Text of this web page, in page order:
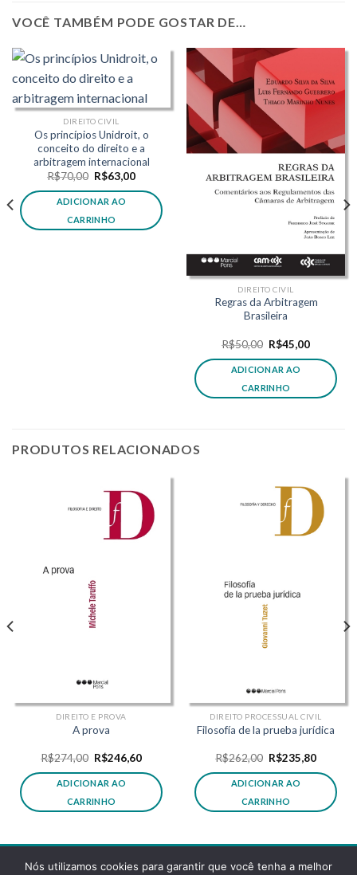
VOCÊ TAMBÉM PODE GOSTAR DE…
DIREITO CIVIL
Os princípios Unidroit, o
conceito do direito e a
arbitragem internacional
R$70,00 O
preço
original
era:
R$70,00.
R$63,00O
atual
R$63,00.
ADICIONAR AO
CARRINHO
DIREITO CIVIL
Regras da Arbitragem
Brasileira
R$50,00 O
preço
original
era:
R$50,00.
R$45,00O
atual
R$45,00.
ADICIONAR AO
CARRINHO
PRODUTOS RELACIONADOS
DIREITO E PROVA
A prova
R$274,00 O
original
era:
R$274,00.
R$246,60O
atual
R$246,60.
ADICIONAR AO
CARRINHO
DIREITO PROCESSUAL CIVIL
Filosofía de la prueba jurídica
R$262,00 O
original
era:
R$262,00.
R$235,80O
atual
ADICIONAR AO
CARRINHO
Nós utilizamos cookies para garantir que você tenha a melhor